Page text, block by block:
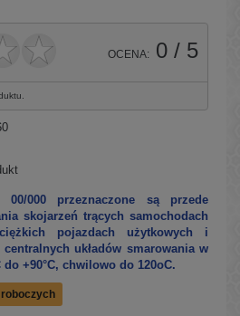
OCENA: 0 / 5
00/000 przeznaczone są przede
skojarzeń trących samochodach
pojazdach użytkowych i
układów smarowania w
+90°C, chwilowo do 120oC.
roboczych